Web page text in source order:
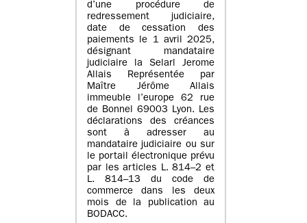
d’une procédure de
redressement judiciaire,
date de cessation des
paiements le 1 avril 2025,
désignant mandataire
judiciaire la Selarl Jerome
Allais Représentée par
Maître Jérôme Allais
immeuble l’europe 62 rue
de Bonnel 69003 Lyon. Les
déclarations des créances
sont à adresser au
mandataire judiciaire ou sur
le portail électronique prévu
par les articles L. 814–2 et
L. 814–13 du code de
commerce dans les deux
mois de la publication au
BODACC.